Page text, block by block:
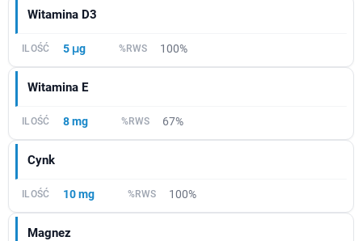
Witamina D3
5 μg 100%
Witamina E
8 mg 67%
Cynk
10 mg 100%
Magnez